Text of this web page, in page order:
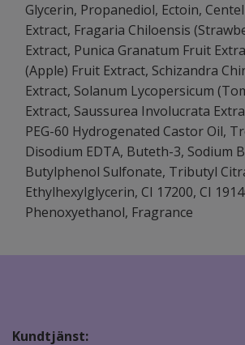
Glycerin, Propanediol, Ectoin,
Extract, Fragaria Chiloensis
Extract, Punica Granatum Fruit
(Apple) Fruit Extract, Schizandra
Extract, Solanum Lycopersicum
Extract, Saussurea Involucrata
PEG-60 Hydrogenated Castor Oil,
Disodium EDTA, Buteth-3, Sodium
Butylphenol Sulfonate, Tributyl
Ethylhexylglycerin, CI 17200, CI
Phenoxyethanol, Fragrance
Kundtjänst: